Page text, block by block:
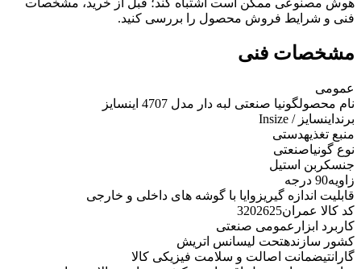
فنی و شرایط فروش محصول را بررسی کنید.
مشخصات فنی
عمومی
نام محصولگونیا صنعتی لبه دار مدل 4707 اینسایز
برند اینسایز / Insize
منبع تغذیهدستی
نوع گونیاصنعتی
جنسکربن استیل
زاویه90 درجه
قابلیت اندازه گیریزوایا با گوشه های داخلی و خارجی
کد کالا عمران3202625
کاربرد ابزار عمومی صنعتی
کشور سازندهتحت لیسانس اتریش
گارانتیضمانت اصالت و سلامت فیزیکی کالا